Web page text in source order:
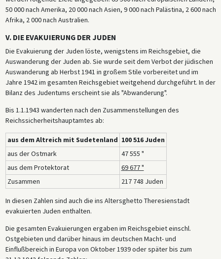
50 000 nach Amerika, 20 000 nach Asien, 9 000 nach Palästina, 2 600 nach
Afrika, 2 000 nach Australien.
V. DIE EVAKUIERUNG DER JUDEN
Die Evakuierung der Juden löste, wenigstens im Reichsgebiet, die
Auswanderung der Juden ab. Sie wurde seit dem Verbot der jüdischen
Auswanderung ab Herbst 1941 in großem Stile vorbereitet und im
Jahre 1942 im gesamten Reichsgebiet weitgehend durchgeführt. In der
Bilanz des Judentums erscheint sie als "Abwanderung".
Bis 1.1.1943 wanderten nach den Zusammenstellungen des
Reichssicherheitshauptamtes ab:
aus dem Altreich mit Sudetenland 100 516 Juden
aus der Ostmark
47 555 "
aus dem Protektorat
69 677 "
Zusammen
217 748 Juden
In diesen Zahlen sind auch die ins Altersghetto Theresienstadt
evakuierten Juden enthalten.
Die gesamten Evakuierungen ergaben im Reichsgebiet einschl.
Ostgebieten und darüber hinaus im deutschen Macht- und
Einflußbereich in Europa von Oktober 1939 oder später bis zum